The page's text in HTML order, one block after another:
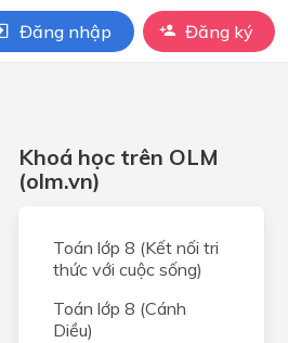
Đăng nhập Đăng ký
Khoá học trên OLM
(olm.vn)
Toán lớp 8 (Kết nối tri
thức với cuộc sống)
Toán lớp 8 (Cánh
Diều)